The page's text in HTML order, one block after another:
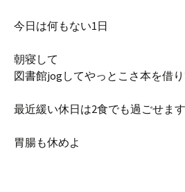
プ
今日は何もない1日
朝寝して
図書館jogしてやっとこさ本を借
最近緩い休日は2食でも過ごせます
胃腸も休めよ